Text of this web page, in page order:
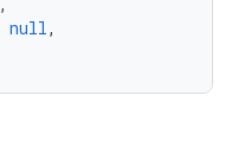
null ,